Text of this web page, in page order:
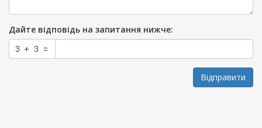
Дайте відповідь на запитання нижче:
Відправити